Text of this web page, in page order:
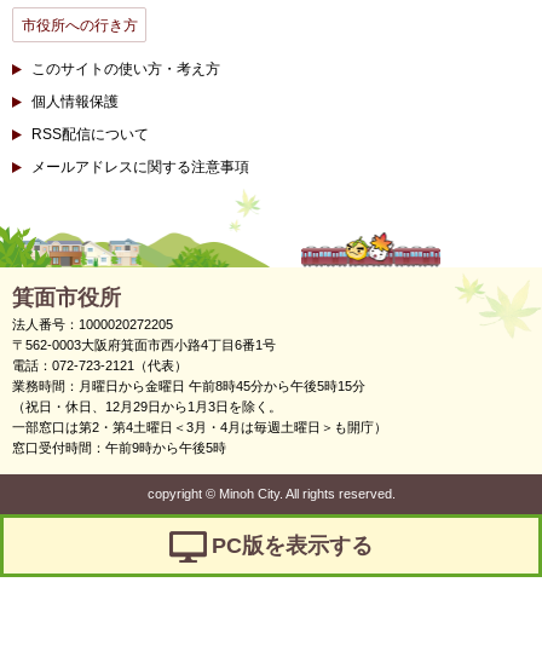
市役所への行き方
このサイトの使い方・考え方
個人情報保護
RSS配信について
メールアドレスに関する注意事項
箕面市役所
法人番号：1000020272205
〒562-0003大阪府箕面市西小路4丁目6番1号
電話：072-723-2121（代表）
業務時間：月曜日から金曜日 午前8時45分から午後5時15分
（祝日・休日、12月29日から1月3日を除く。
一部窓口は第2・第4土曜日＜3月・4月は毎週土曜日＞も開庁）
窓口受付時間：午前9時から午後5時
copyright ©Minoh City. All rights reserved.
PC版を表示する